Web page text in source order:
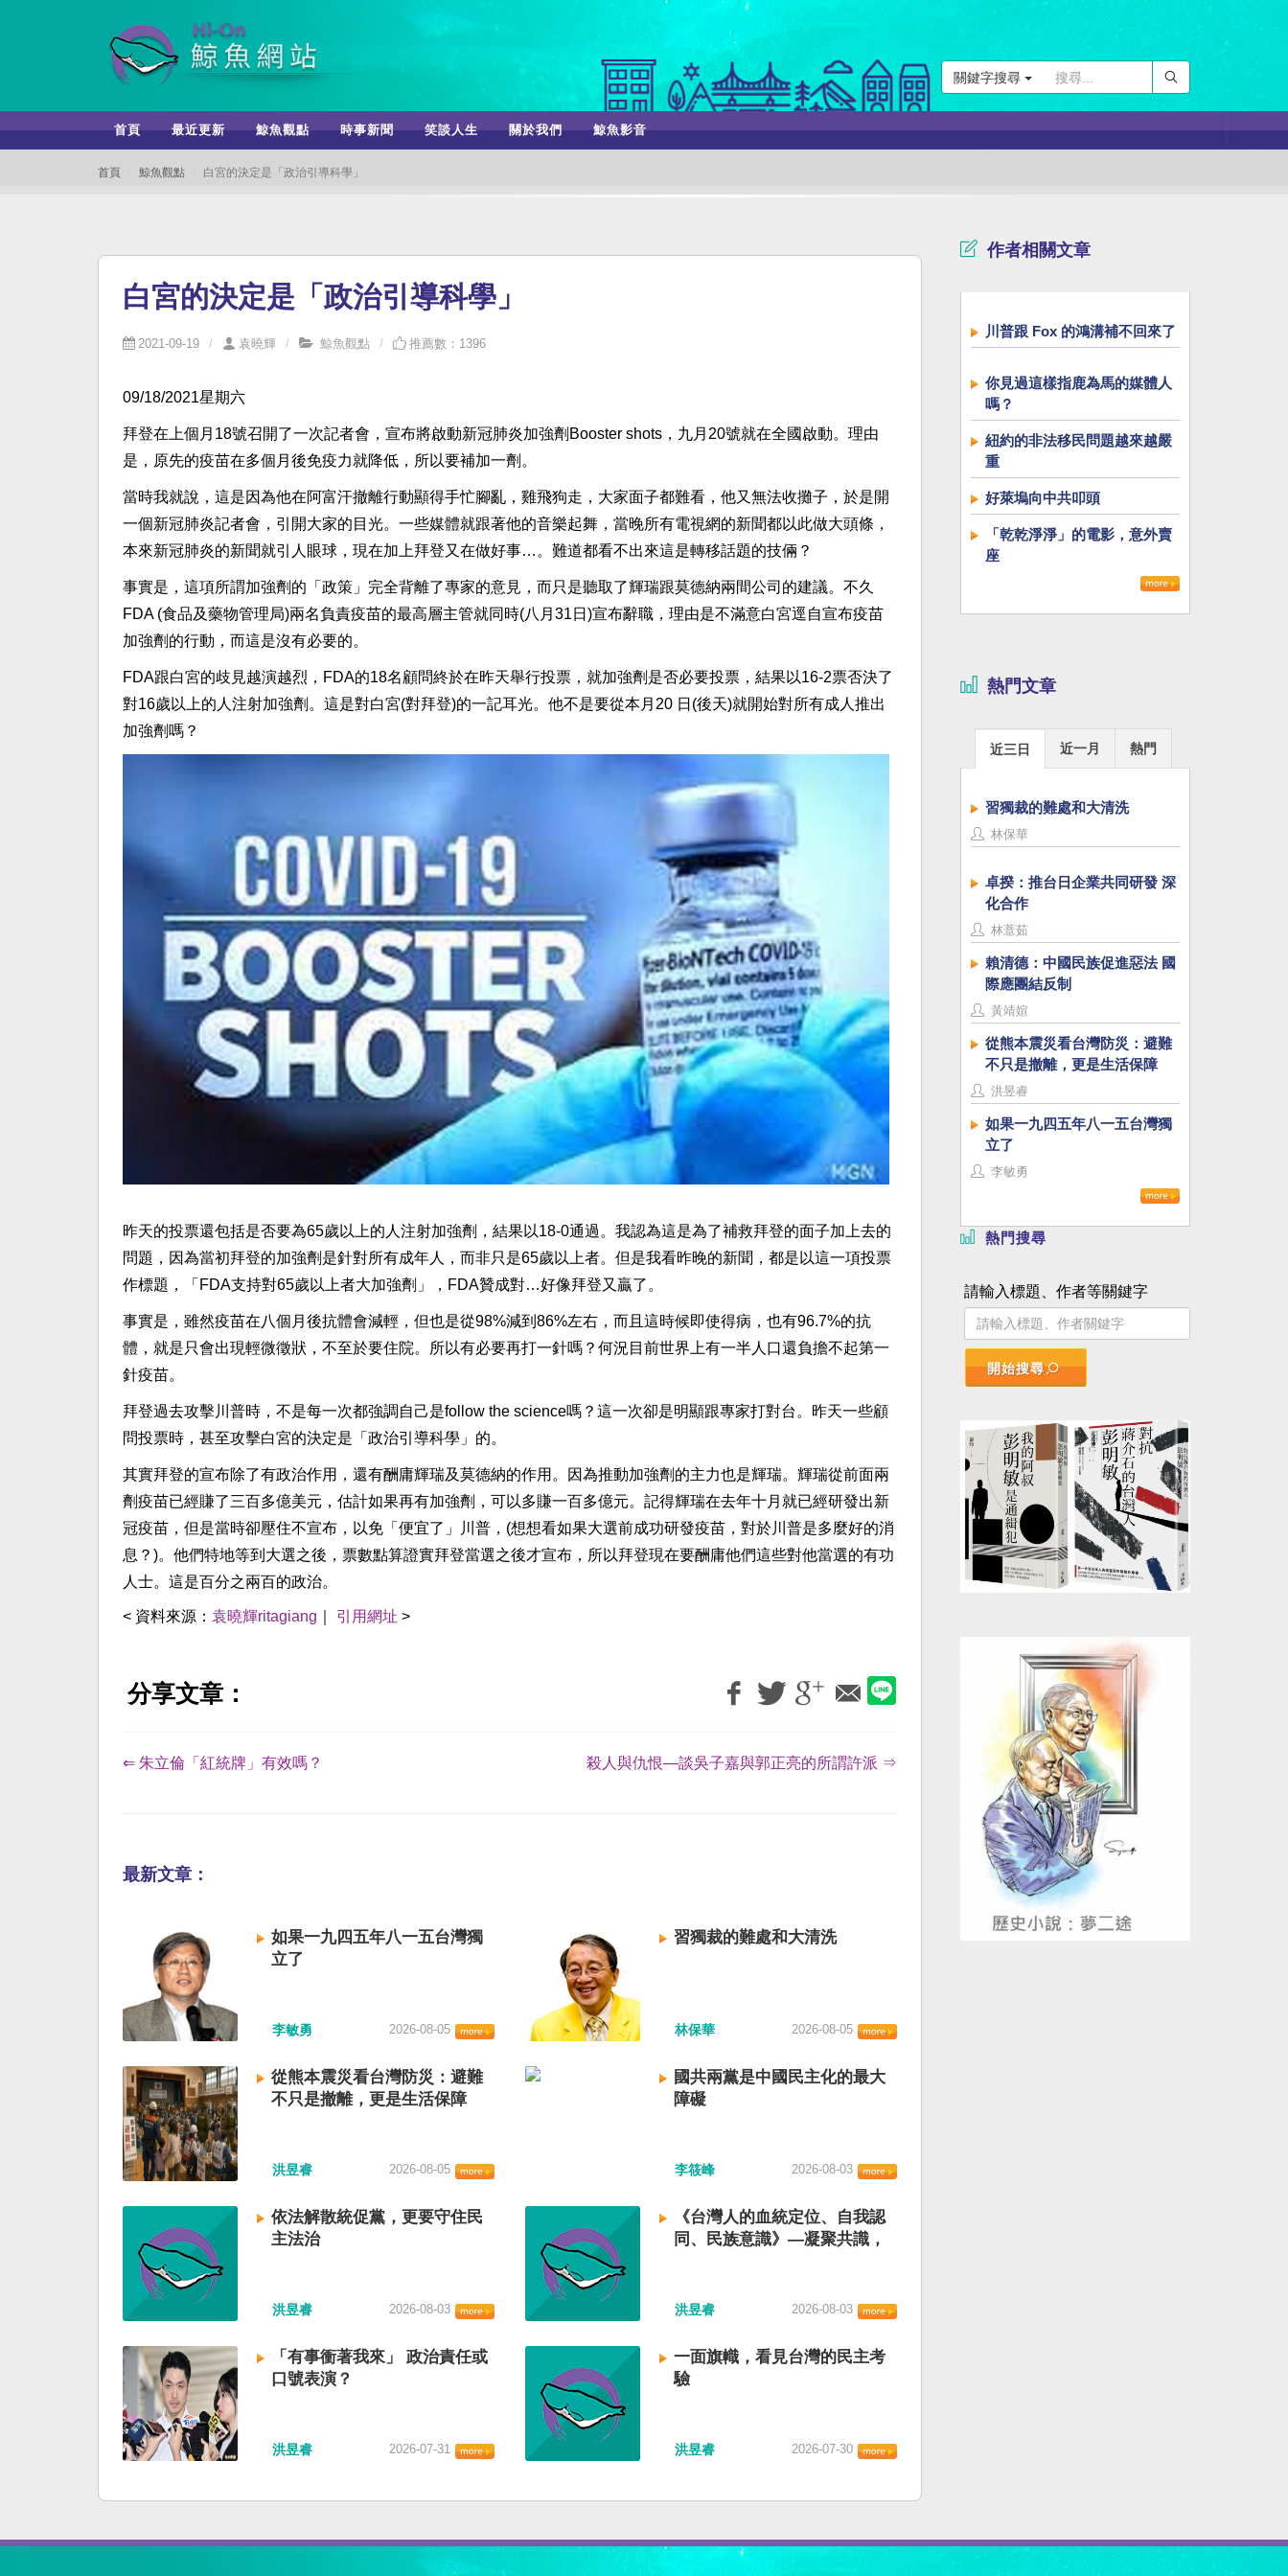
關鍵字搜尋
首頁 最近更新 鯨魚觀點 時事新聞 笑談人生 關於我們 鯨魚影音
首頁 鯨魚觀點 白宮的決定是「政治引導科學」
白宮的決定是「政治引導科學」
2021-09-19 袁曉輝 鯨魚觀點 推薦數：1396
09/18/2021星期六
拜登在上個月18號召開了一次記者會，宣布將啟動新冠肺炎加強劑Booster shots，九月20號就在全國啟動。理由
是，原先的疫苗在多個月後免疫力就降低，所以要補加一劑。
當時我就說，這是因為他在阿富汗撤離行動顯得手忙腳亂，雞飛狗走，大家面子都難看，他又無法收攤子，於是開
一個新冠肺炎記者會，引開大家的目光。一些媒體就跟著他的音樂起舞，當晚所有電視網的新聞都以此做大頭條，
本來新冠肺炎的新聞就引人眼球，現在加上拜登又在做好事…。難道都看不出來這是轉移話題的技倆？
事實是，這項所謂加強劑的「政策」完全背離了專家的意見，而只是聽取了輝瑞跟莫德納兩間公司的建議。不久
FDA (食品及藥物管理局)兩名負責疫苗的最高層主管就同時(八月31日)宣布辭職，理由是不滿意白宮逕自宣布疫苗
加強劑的行動，而這是沒有必要的。
FDA跟白宮的歧見越演越烈，FDA的18名顧問終於在昨天舉行投票，就加強劑是否必要投票，結果以16-2票否決了
對16歲以上的人注射加強劑。這是對白宮(對拜登)的一記耳光。他不是要從本月20 日(後天)就開始對所有成人推出
加強劑嗎？
昨天的投票還包括是否要為65歲以上的人注射加強劑，結果以18-0通過。我認為這是為了補救拜登的面子加上去的
問題，因為當初拜登的加強劑是針對所有成年人，而非只是65歲以上者。但是我看昨晚的新聞，都是以這一項投票
作標題，「FDA支持對65歲以上者大加強劑」，FDA贊成對…好像拜登又贏了。
事實是，雖然疫苗在八個月後抗體會減輕，但也是從98%減到86%左右，而且這時候即使得病，也有96.7%的抗
體，就是只會出現輕微徵狀，不至於要住院。所以有必要再打一針嗎？何況目前世界上有一半人口還負擔不起第一
針疫苗。
拜登過去攻擊川普時，不是每一次都強調自己是follow the science嗎？這一次卻是明顯跟專家打對台。昨天一些顧
問投票時，甚至攻擊白宮的決定是「政治引導科學」的。
其實拜登的宣布除了有政治作用，還有酬庸輝瑞及莫德納的作用。因為推動加強劑的主力也是輝瑞。輝瑞從前面兩
劑疫苗已經賺了三百多億美元，估計如果再有加強劑，可以多賺一百多億元。記得輝瑞在去年十月就已經研發出新
冠疫苗，但是當時卻壓住不宣布，以免「便宜了」川普，(想想看如果大選前成功研發疫苗，對於川普是多麼好的消
息？)。他們特地等到大選之後，票數點算證實拜登當選之後才宣布，所以拜登現在要酬庸他們這些對他當選的有功
人士。這是百分之兩百的政治。
< 資料來源： 袁曉輝ritagiang 引用網址 >
分享文章：
⇐ 朱立倫「紅統牌」有效嗎？ 殺人與仇恨—談吳子嘉與郭正亮的所謂許派 ⇒
最新文章：
如果一九四五年八一五台灣獨
立了
李敏勇 2026-08-05
習獨裁的難處和大清洗
林保華 2026-08-05
從熊本震災看台灣防災：避難
不只是撤離，更是生活保障
洪昱睿 2026-08-05
國共兩黨是中國民主化的最大
障礙
李筱峰 2026-08-03
依法解散統促黨，更要守住民
主法治
洪昱睿 2026-08-03
《台灣人的血統定位、自我認
同、民族意識》—凝聚共識，
洪昱睿 2026-08-03
「有事衝著我來」 政治責任或
口號表演？
洪昱睿 2026-07-31
一面旗幟，看見台灣的民主考
驗
洪昱睿 2026-07-30
作者相關文章
川普跟 Fox 的鴻溝補不回來了
你見過這樣指鹿為馬的媒體人
嗎？
紐約的非法移民問題越來越嚴
重
好萊塢向中共叩頭
「乾乾淨淨」的電影，意外賣
座
熱門文章
近三日 近一月 熱門
習獨裁的難處和大清洗
林保華
卓揆：推台日企業共同研發 深
化合作
林薏茹
賴清德：中國民族促進惡法 國
際應團結反制
黃靖媗
從熊本震災看台灣防災：避難
不只是撤離，更是生活保障
洪昱睿
如果一九四五年八一五台灣獨
立了
李敏勇
熱門搜尋
請輸入標題、作者等關鍵字
開始搜尋